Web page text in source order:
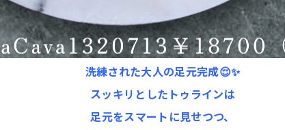
洗練された大人の足元完成😌✨️
スッキリとしたトゥラインは
足元をスマートに見せつつ、